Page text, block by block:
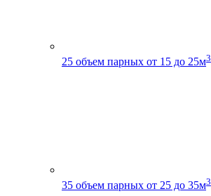
25 объем парных от 15 до 25м3
35 объем парных от 25 до 35м3